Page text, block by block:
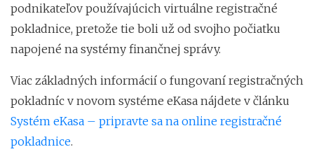
podnikateľov používajúcich virtuálne registračné
pokladnice, pretože tie boli už od svojho počiatku
napojené na systémy finančnej správy.
Viac základných informácií o fungovaní registračných
pokladníc v novom systéme eKasa nájdete v článku
Systém eKasa – pripravte sa na online registračné
pokladnice.